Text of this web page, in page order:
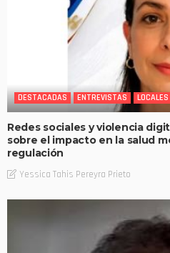
DESTACADAS ENTREVISTAS LOCALES
Redes sociales y violencia
sobre el impacto en la salud
regulación
Yessica Tahis Pereyra Prieto